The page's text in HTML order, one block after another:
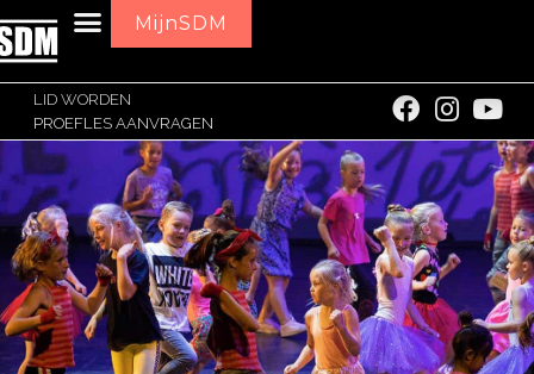
MijnSDM
LID WORDEN
PROEFLES AANVRAGEN